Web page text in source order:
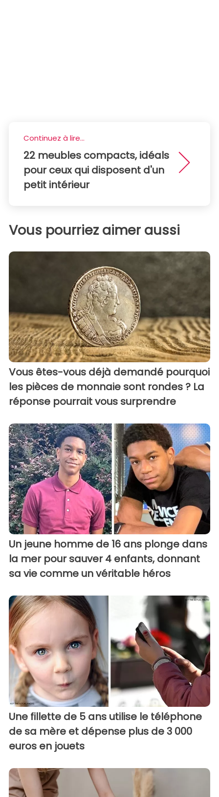
Continuez à lire...
22 meubles compacts, idéals
pour ceux qui disposent d'un
petit intérieur
Vous pourriez aimer aussi
Vous êtes-vous déjà demandé pourquoi
les pièces de monnaie sont rondes ? La
réponse pourrait vous surprendre
Un jeune homme de 16 ans plonge dans
la mer pour sauver 4 enfants, donnant
sa vie comme un véritable héros
Une fillette de 5 ans utilise le téléphone
de sa mère et dépense plus de 3 000
euros en jouets